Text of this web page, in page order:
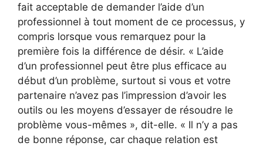
fait acceptable de demander l’aide d’un
professionnel à tout moment de ce processus, y
compris lorsque vous remarquez pour la
première fois la différence de désir. « L’aide
d’un professionnel peut être plus efficace au
début d’un problème, surtout si vous et votre
partenaire n’avez pas l’impression d’avoir les
outils ou les moyens d’essayer de résoudre le
problème vous-mêmes », dit-elle. « Il n’y a pas
de bonne réponse, car chaque relation est